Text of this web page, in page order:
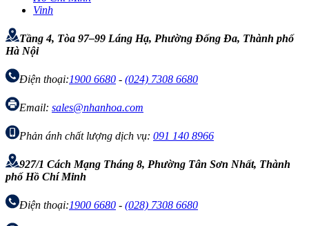
Vinh
Tầng 4, Tòa 97–99 Láng Hạ, Phường Đống Đa, Thành phố
Hà Nội
Điện thoại:1900 6680 - (024) 7308 6680
Email: sales@nhanhoa.com
Phản ánh chất lượng dịch vụ: 091 140 8966
927/1 Cách Mạng Tháng 8, Phường Tân Sơn Nhất, Thành
phố Hồ Chí Minh
Điện thoại:1900 6680 - (028) 7308 6680